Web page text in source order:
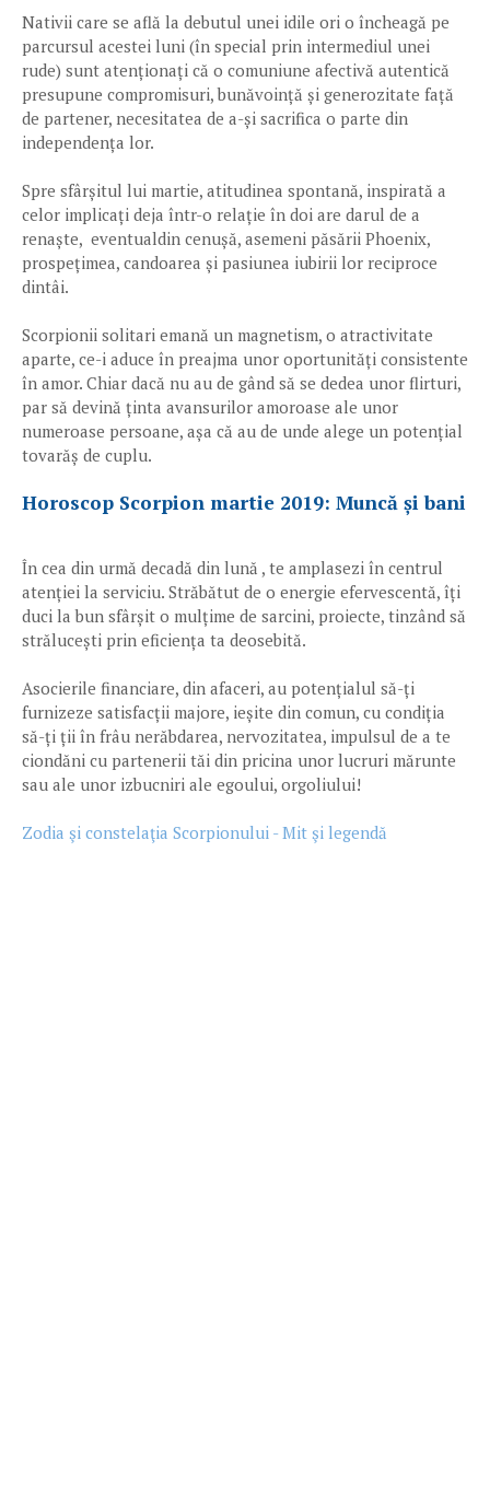
Nativii care se află la debutul unei idile ori o încheagă pe
parcursul acestei luni (în special prin intermediul unei
rude) sunt atenționați că o comuniune afectivă autentică
presupune compromisuri, bunăvoință și generozitate față
de partener, necesitatea de a-și sacrifica o parte din
independența lor.
Spre sfârșitul lui martie, atitudinea spontană, inspirată a
celor implicați deja într-o relație în doi are darul de a
renaște, eventualdin cenușă, asemeni păsării Phoenix,
prospețimea, candoarea și pasiunea iubirii lor reciproce
dintâi.
Scorpionii solitari emană un magnetism, o atractivitate
aparte, ce-i aduce în preajma unor oportunități consistente
în amor. Chiar dacă nu au de gând să se dedea unor flirturi,
par să devină ținta avansurilor amoroase ale unor
numeroase persoane, așa că au de unde alege un potențial
tovarăș de cuplu.
Horoscop Scorpion martie 2019: Muncă și bani
În cea din urmă decadă din lună , te amplasezi în centrul
atenției la serviciu. Străbătut de o energie efervescentă, îți
duci la bun sfârșit o mulțime de sarcini, proiecte, tinzând să
strălucești prin eficiența ta deosebită.
Asocierile financiare, din afaceri, au potențialul să-ți
furnizeze satisfacții majore, ieșite din comun, cu condiția
să-ți ții în frâu nerăbdarea, nervozitatea, impulsul de a te
ciondăni cu partenerii tăi din pricina unor lucruri mărunte
sau ale unor izbucniri ale egoului, orgoliului!
Zodia şi constelaţia Scorpionului - Mit şi legendă